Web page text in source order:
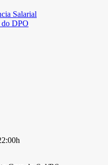
Salarial
do DPO